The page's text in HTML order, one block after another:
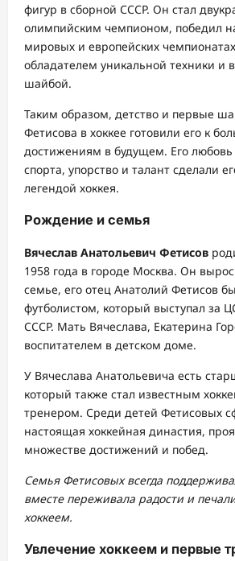
фигур в сборной СССР. Он стал
олимпийским чемпионом, победил
мировых и европейских
обладателем уникальной техники и
шайбой.
Таким образом, детство и первые
Фетисова в хоккее готовили его к
достижениям в будущем. Его любовь
спорта, упорство и талант сделали
легендой хоккея.
Рождение и семья
Вячеслав Анатольевич Фетисов
1958 года в городе Москва. Он
семье, его отец Анатолий Фетисов
футболистом, который выступал за
СССР. Мать Вячеслава, Екатерина
воспитателем в детском доме.
У Вячеслава Анатольевича есть
который также стал известным
тренером. Среди детей Фетисовых
настоящая хоккейная династия,
множестве достижений и побед.
Семья Фетисовых всегда
вместе переживала радости и
хоккеем.
Увлечение хоккеем и первые